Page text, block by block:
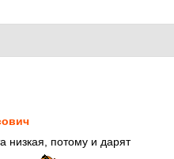
низкая, потому и дарят